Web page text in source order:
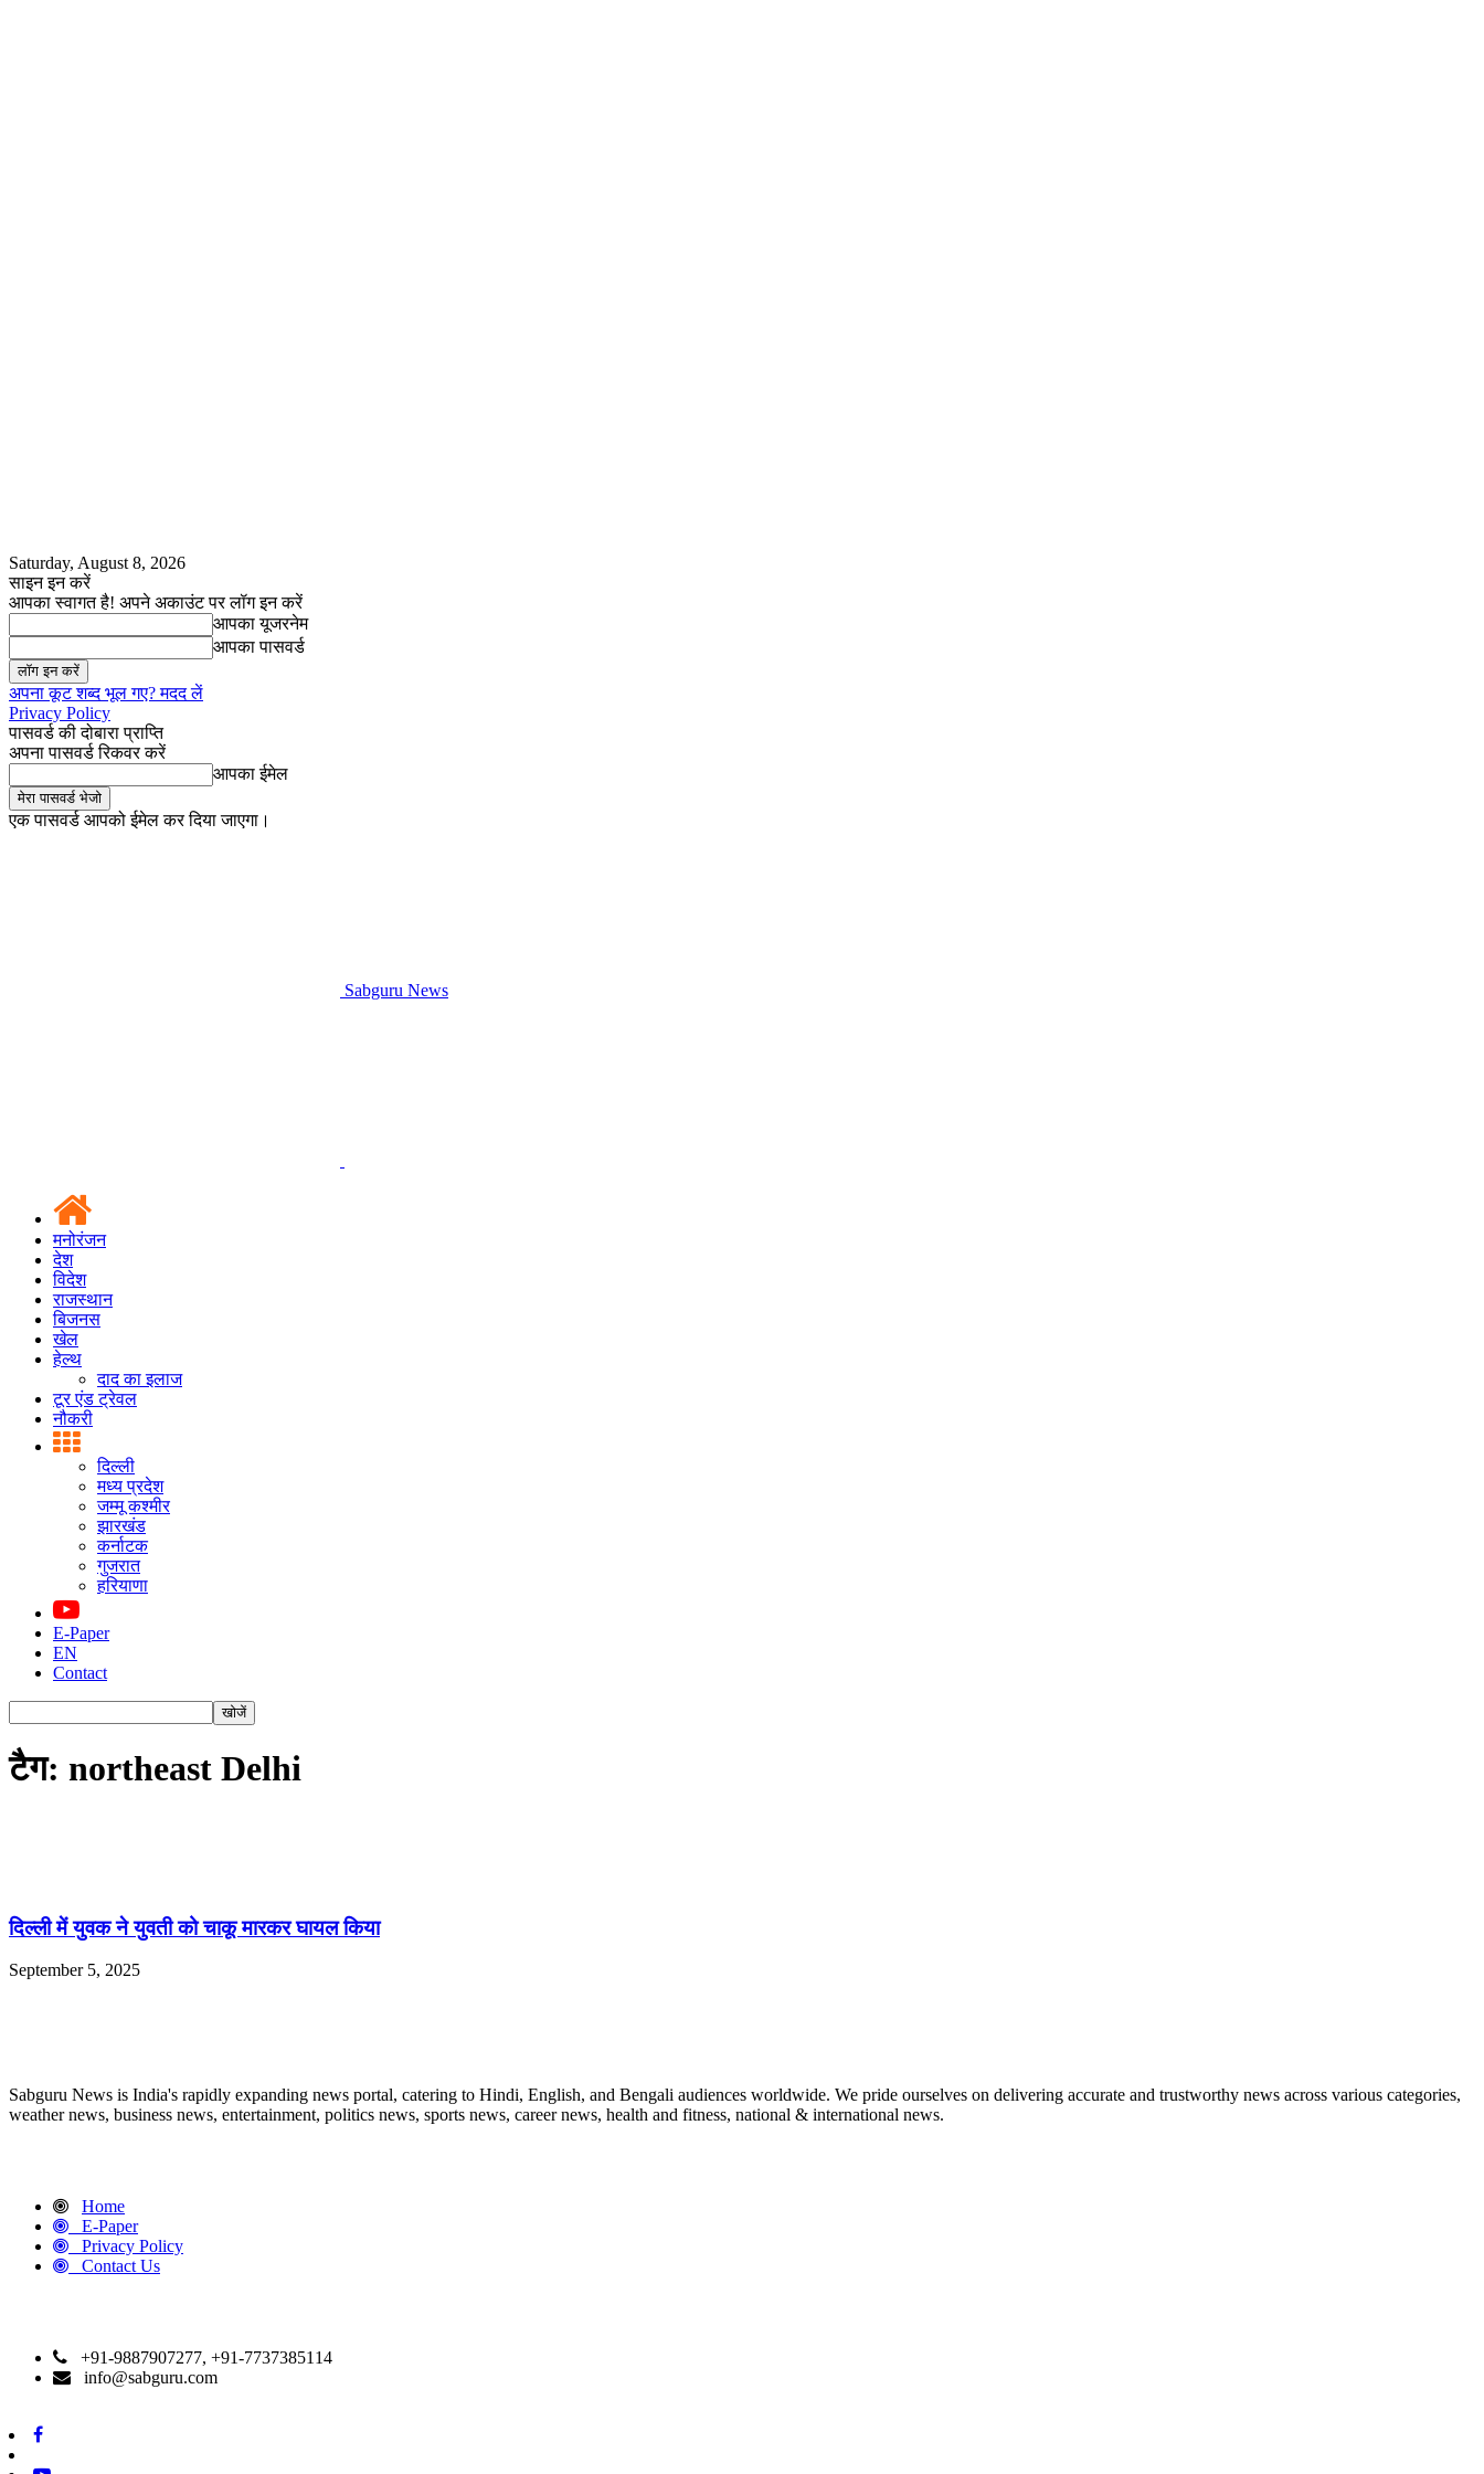
Saturday, August 8, 2026
साइन इन करें
आपका स्वागत है! अपने अकाउंट पर लॉग इन करें
आपका यूजरनेम
आपका पासवर्ड
अपना कूट शब्द भूल गए? मदद लें
Privacy Policy
पासवर्ड की दोबारा प्राप्ति
अपना पासवर्ड रिकवर करें
आपका ईमेल
एक पासवर्ड आपको ईमेल कर दिया जाएगा।
Sabguru News
मनोरंजन
देश
विदेश
राजस्थान
बिजनस
खेल
हेल्थ
दाद का इलाज
टूर एंड ट्रेवल
नौकरी
दिल्ली
मध्य प्रदेश
जम्मू कश्मीर
झारखंड
कर्नाटक
गुजरात
हरियाणा
E-Paper
EN
Contact
टैग: northeast Delhi
दिल्ली में युवक ने युवती को चाकू मारकर घायल किया
September 5, 2025
Sabguru News is India's rapidly expanding news portal, catering to Hindi, English, and Bengali audiences worldwide. We pride ourselves on delivering accurate and trustworthy news across various categories,
weather news, business news, entertainment, politics news, sports news, career news, health and fitness, national & international news.
Home
E-Paper
Privacy Policy
Contact Us
+91-9887907277, +91-7737385114
info@sabguru.com